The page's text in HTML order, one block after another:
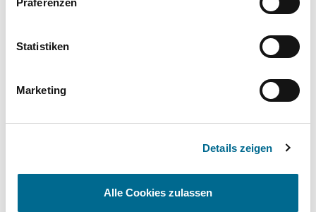
Präferenzen
Statistiken
Marketing
Details zeigen
Alle Cookies zulassen
Schnelle Verfügbarkeit
Flexible Laufzeiten ✔ - -
- -